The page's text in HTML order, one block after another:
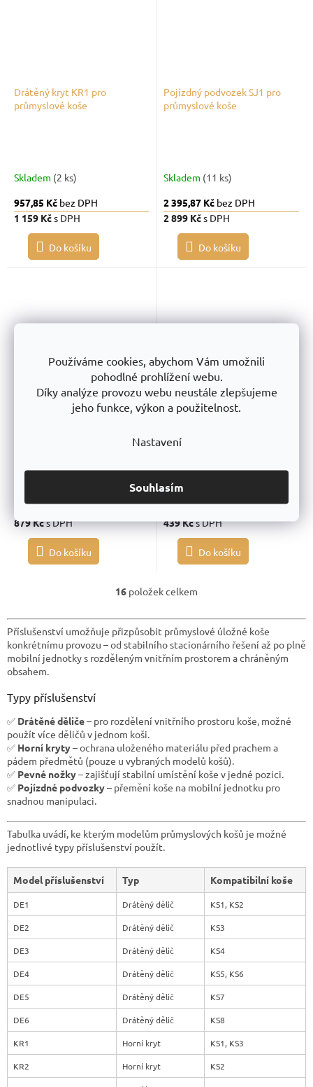
Používáme cookies, abychom Vám umožnili
pohodlné prohlížení webu.
Díky analýze provozu webu neustále zlepšujeme
jeho funkce, výkon a použitelnost.
Nastavení
Souhlasím
Drátěný kryt KR1 pro
průmyslové koše
Skladem (2 ks)
957,85 Kč bez DPH
1 159 Kčs DPH
Do košíku
Pojízdný podvozek SJ1 pro
průmyslové koše
Skladem (11 ks)
2 395,87 Kč bez DPH
2 899 Kčs DPH
Do košíku
Pevné nožky SP1 pro
průmyslové koše
726,45 Kčbez DPH
879 Kčs DPH
Do košíku
Drátěný dělič DE2 pro
průmyslové koše
Skladem
362,81 Kčbez DPH
439 Kčs DPH
Do košíku
O
l
á
d
a
k
v
ý
p
i
16 položek celkem
Příslušenství umožňuje přizpůsobit průmyslové úložné koše
konkrétnímu provozu – od stabilního stacionárního řešení až po plně
mobilní jednotky s rozděleným vnitřním prostorem a chráněným
obsahem.
Typy příslušenství
✅ Drátěné děliče– pro rozdělení vnitřního prostoru koše, možné
použít více děličů v jednom koši.
✅ Horní kryty– ochrana uloženého materiálu před prachem a
pádem předmětů (pouze u vybraných modelů košů).
✅ Pevné nožky– zajišťují stabilní umístění koše v jedné pozici.
✅ Pojízdné podvozky– přemění koše na mobilní jednotku pro
snadnou manipulaci.
Tabulka uvádí, ke kterým modelům průmyslových košů je možné
jednotlivé typy příslušenství použít.
Model příslušenství Typ Kompatibilní koše
DE1 Drátěný dělič KS1, KS2
DE2 Drátěný dělič KS3
DE3 Drátěný dělič KS4
DE4 Drátěný dělič KS5, KS6
DE5 Drátěný dělič KS7
DE6 Drátěný dělič KS8
KR1 Horní kryt KS1, KS3
KR2 Horní kryt KS2